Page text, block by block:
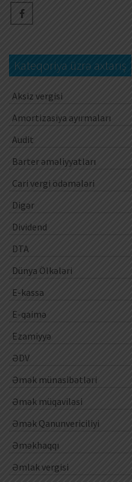
Kateqoriya üzrə axtarış
Aksiz vergisi
Amortizasiya ayırmaları
Audit
Barter əməliyyatları
Cari vergi ödəmələri
Digər
Dividend
DTA
Dünya Ölkələri
E-kassa
E-qaimə
Ezamiyyə
ƏDV
Əmək münasibətləri
Əmək müqaviləsi
Əmək Qanunvericiliyi
Əməkhaqqı
Əmlak vergisi